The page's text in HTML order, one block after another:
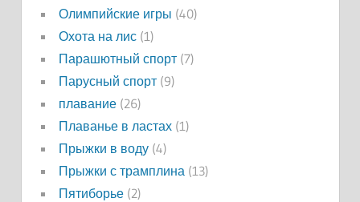
Олимпийские игры (40)
Охота на лис(1)
Парашютный спорт(7)
Парусный спорт(9)
плавание(26)
Плаванье в ластах(1)
Прыжки в воду(4)
Прыжки с трамплина (13)
Пятиборье(2)